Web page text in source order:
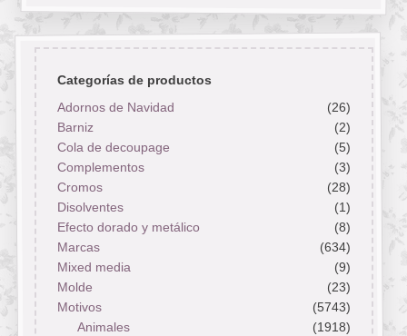
Categorías de productos
Adornos de Navidad
(26)
Barniz
(2)
Cola de decoupage
(5)
Complementos
(3)
Cromos
(28)
Disolventes
(1)
Efecto dorado y metálico
(8)
Marcas
(634)
Mixed media
(9)
Molde
(23)
Motivos
(5743)
Animales
(1918)